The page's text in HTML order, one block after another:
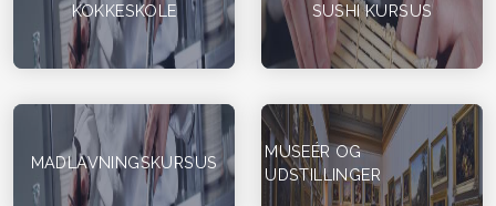
KOKKESKOLE SUSHI KURSUS
MADLAVNINGSKURSUS
MUSEÉR OG
UDSTILLINGER